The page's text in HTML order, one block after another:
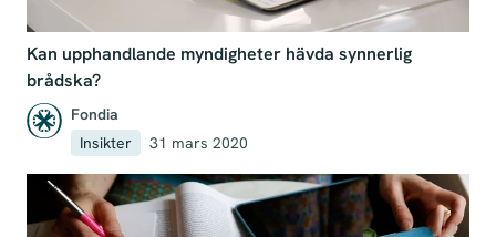
Kan upphandlande myndigheter hävda synnerlig
brådska?
Fondia
Insikter
31 mars 2020